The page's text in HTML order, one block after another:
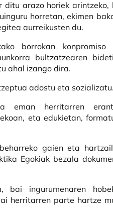
arazo horiek arintzeko,
horretan, ekimen
aurreikusten du.
borrokan konpromiso
bultzatzearen
ahal izango dira.
adostu eta sozializatu.
eman herritarren
eta edukietan,
gaien eta
Egokiak bezala
bai ingurumenaren
herritarren parte hartze